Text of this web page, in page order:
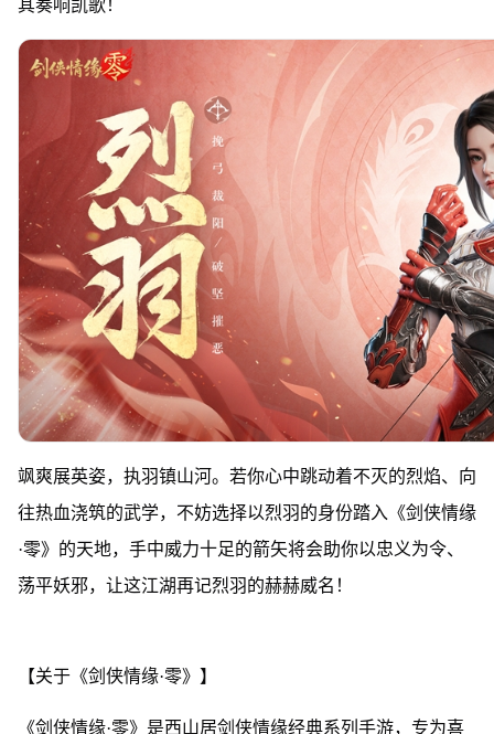
其奏响凯歌！
飒爽展英姿，执羽镇山河。若你心中跳动着不灭的烈焰、向
往热血浇筑的武学，不妨选择以烈羽的身份踏入《剑侠情缘
·零》的天地，手中威力十足的箭矢将会助你以忠义为令、
荡平妖邪，让这江湖再记烈羽的赫赫威名！
【关于《剑侠情缘·零》】
《剑侠情缘·零》是西山居剑侠情缘经典系列手游，专为喜